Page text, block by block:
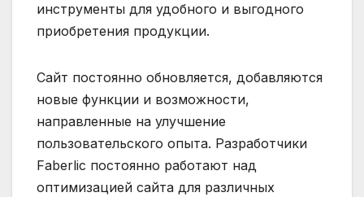
инструменты для удобного и выгодного
приобретения продукции.
Сайт постоянно обновляется, добавляются
новые функции и возможности,
направленные на улучшение
пользовательского опыта. Разработчики
Faberlic постоянно работают над
оптимизацией сайта для различных